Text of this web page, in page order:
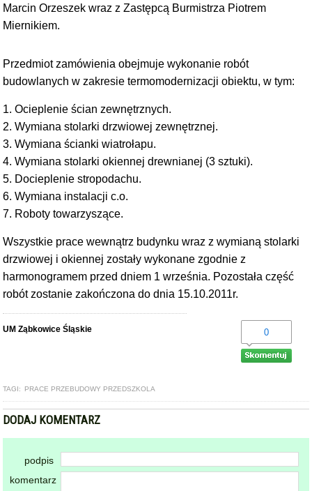
Marcin Orzeszek wraz z Zastępcą Burmistrza Piotrem
Miernikiem.
Przedmiot zamówienia obejmuje wykonanie robót
budowlanych w zakresie termomodernizacji obiektu, w tym:
1. Ocieplenie ścian zewnętrznych.
2. Wymiana stolarki drzwiowej zewnętrznej.
3. Wymiana ścianki wiatrołapu.
4. Wymiana stolarki okiennej drewnianej (3 sztuki).
5. Docieplenie stropodachu.
6. Wymiana instalacji c.o.
7. Roboty towarzyszące.
Wszystkie prace wewnątrz budynku wraz z wymianą stolarki
drzwiowej i okiennej zostały wykonane zgodnie z
harmonogramem przed dniem 1 września. Pozostała część
robót zostanie zakończona do dnia 15.10.2011r.
UM Ząbkowice Śląskie 0
TAGI: PRACE PRZEBUDOWY PRZEDSZKOLA
DODAJ KOMENTARZ
podpis
komentarz